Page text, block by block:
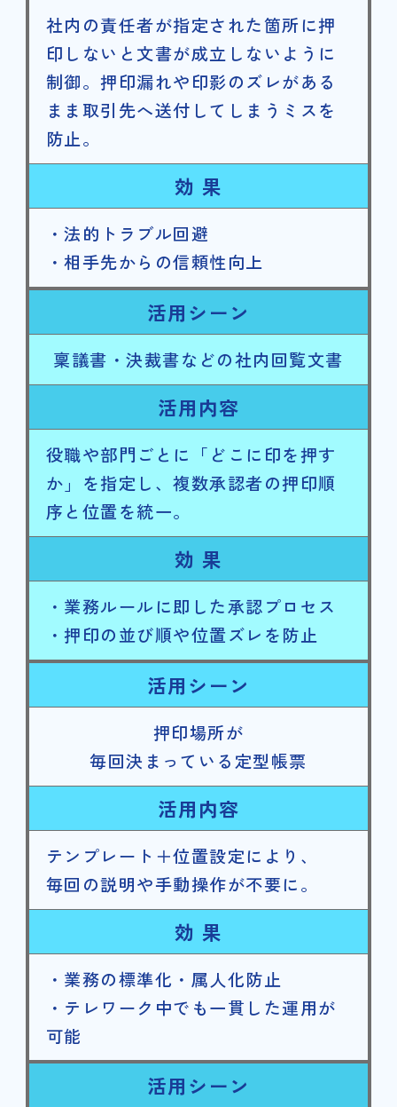
社内の責任者が指定された箇所に押
印しないと文書が成立しないように
制御。押印漏れや印影のズレがある
まま取引先へ送付してしまうミスを
防止。
効 果
・法的トラブル回避
・相手先からの信頼性向上
活用シーン
稟議書・決裁書などの社内回覧文書
活用内容
役職や部門ごとに「どこに印を押す
か」を指定し、複数承認者の押印順
序と位置を統一。
効 果
・業務ルールに即した承認プロセス
・押印の並び順や位置ズレを防止
活用シーン
押印場所が
毎回決まっている定型帳票
活用内容
テンプレート＋位置設定により、
毎回の説明や手動操作が不要に。
効 果
・業務の標準化・属人化防止
・テレワーク中でも一貫した運用が
可能
活用シーン